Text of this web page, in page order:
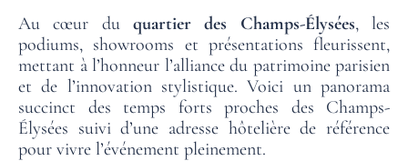
Au cœur du quartier des Champs-Élysées, les
podiums, showrooms et présentations fleurissent,
mettant à l’honneur l’alliance du patrimoine parisien
et de l’innovation stylistique. Voici un panorama
succinct des temps forts proches des Champs-
Élysées suivi d’une adresse hôtelière de référence
pour vivre l’événement pleinement.